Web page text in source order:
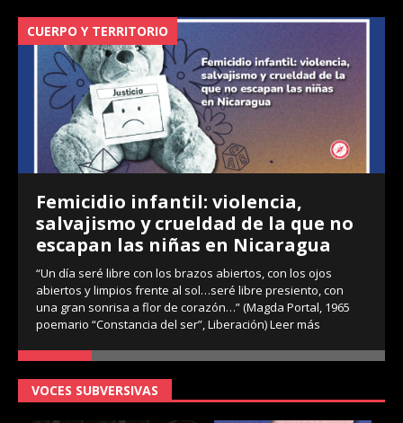
CUERPO Y TERRITORIO
Femicidio infantil: violencia,
salvajismo y crueldad de la que no
escapan las niñas en Nicaragua
“Un día seré libre con los brazos abiertos, con los ojos
abiertos y limpios frente al sol…seré libre presiento, con
una gran sonrisa a flor de corazón…” (Magda Portal, 1965
poemario “Constancia del ser”, Liberación)Leer más
VOCES SUBVERSIVAS